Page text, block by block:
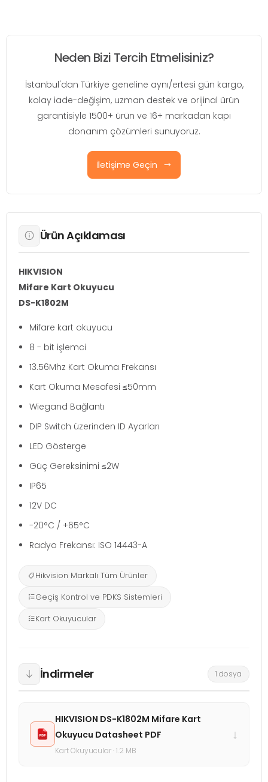
Neden Bizi Tercih Etmelisiniz?
İstanbul'dan Türkiye geneline aynı/ertesi gün kargo,
kolay iade-değişim, uzman destek ve orijinal ürün
garantisiyle 1500+ ürün ve 16+ markadan kapı
donanım çözümleri sunuyoruz.
İletişime Geçin
Ürün Açıklaması
HIKVISION
Mifare Kart Okuyucu
DS-K1802M
Mifare kart okuyucu
8 - bit işlemci
13.56Mhz Kart Okuma Frekansı
Kart Okuma Mesafesi ≤50mm
Wiegand Bağlantı
DIP Switch üzerinden ID Ayarları
LED Gösterge
Güç Gereksinimi ≤2W
IP65
12V DC
-20°C / +65°C
Radyo Frekansı: ISO 14443-A
Hikvision Markalı Tüm Ürünler
Geçiş Kontrol ve PDKS Sistemleri
Kart Okuyucular
İndirmeler 1 dosya
HIKVISION DS-K1802M Mifare Kart
Okuyucu Datasheet PDF
Kart Okuyucular · 1.2 MB
↓